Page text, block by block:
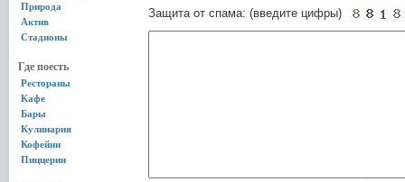
Природа
Актив
Стадионы
Где поесть
Рестораны
Кафе
Бары
Кулинария
Кофейни
Пиццерии
Защита от спама: (введите цифры)